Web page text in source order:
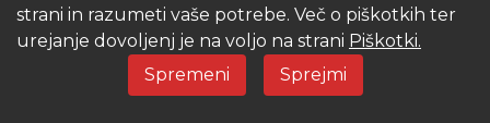
torek, 10 marca, 2026
POSODOBLJEN OGREVALNI SISTEM ZA
strani in razumeti vaše potrebe. Več o piškotkih ter
urejanje dovoljenj je na voljo na strani Piškotki.
Spremeni
Sprejmi